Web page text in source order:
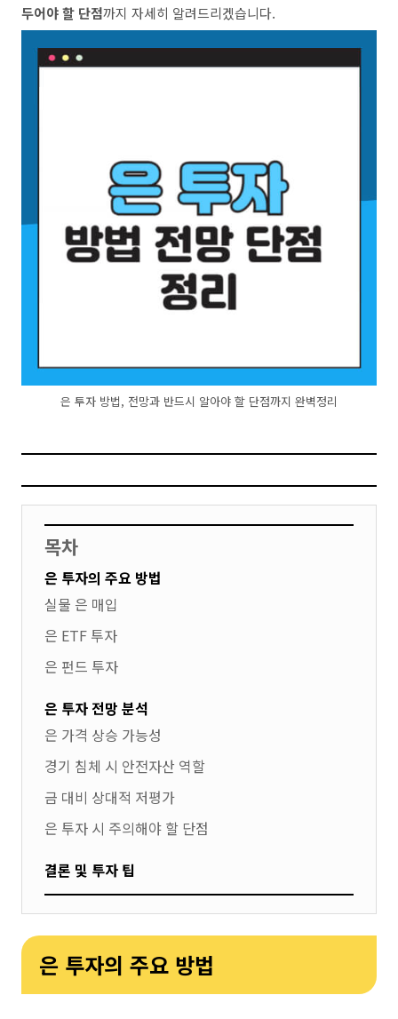
두어야 할 단점까지 자세히 알려드리겠습니다.
은 투자 방법, 전망과 반드시 알아야 할 단점까지 완벽정리
목차
은 투자의 주요 방법
실물 은 매입
은 ETF 투자
은 펀드 투자
은 투자 전망 분석
은 가격 상승 가능성
경기 침체 시 안전자산 역할
금 대비 상대적 저평가
은 투자 시 주의해야 할 단점
결론 및 투자 팁
은 투자의 주요 방법